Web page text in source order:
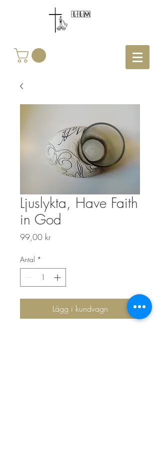
Ljuslykta, Have Faith
in God
99,00 krPris
Antal *
Lägg i kundvagn